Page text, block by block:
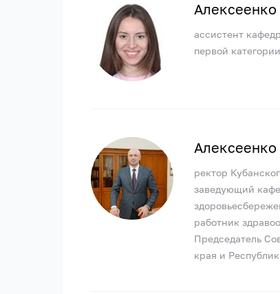
Алексеенко
ассистент
первой
ректор
заведующий
работник
Председатель
края и